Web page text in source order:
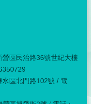
區民治路36號世紀大樓
區北門路102號 / 電